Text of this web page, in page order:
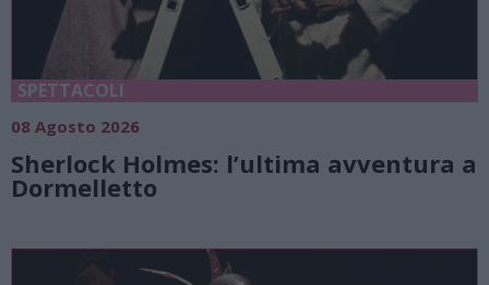
SPETTACOLI
08 Agosto 2026
Sherlock Holmes: l’ultima avventura a
Dormelletto